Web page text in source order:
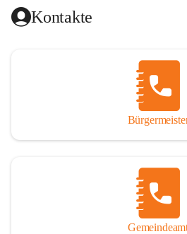
Dank gilt den Textautoren dieser
Redaktionsteam, für die gute
gedankt werden, die durch ihre
durch das Überlassen von Fotos und
dieses Buches wesentlich beigetragen
Der Zeitdruck war enorm, um das Werk
Jubiläumsjahr abschließen zu können.
Ausführlichkeit behandelt erscheinen,
andere Fehler unterlief. Die Autoren
individuellen Möglichkeiten mit bestem
Kontakte